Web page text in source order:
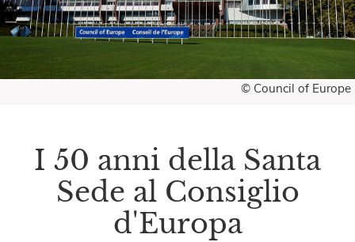
© Council of Europe
I 50 anni della Santa
Sede al Consiglio
d'Europa